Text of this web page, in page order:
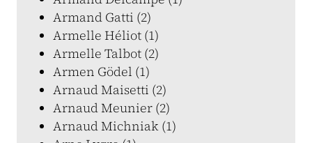
Armand Gatti (2)
Armelle Héliot (1)
Armelle Talbot (2)
Armen Gödel (1)
Arnaud Maisetti (2)
Arnaud Meunier (2)
Arnaud Michniak (1)